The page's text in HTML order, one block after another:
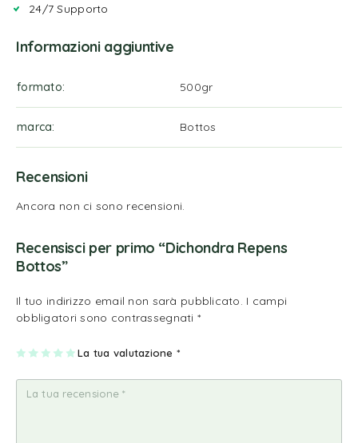
24/7 Supporto
Informazioni aggiuntive
formato 500gr
marca Bottos
Recensioni
Ancora non ci sono recensioni.
Recensisci per primo “Dichondra Repens
Bottos”
Il tuo indirizzo email non sarà pubblicato. I campi
obbligatori sono contrassegnati *
La tua valutazione *
1
a
2
e
su
5
3
e
su
5
4
e
su
5
5
e
su
5